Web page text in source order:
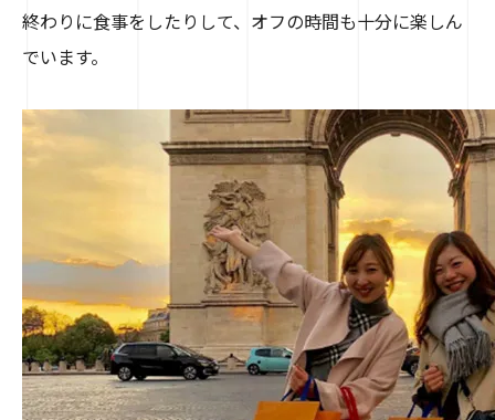
終わりに食事をしたりして、オフの時間も十分に楽しん
でいます。